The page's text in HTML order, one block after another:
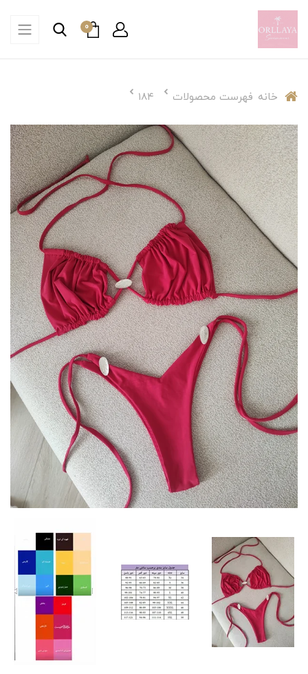
0
خانه فهرست محصولات ۱۸۴